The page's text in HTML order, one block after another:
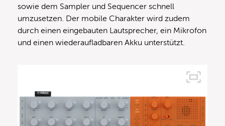
sowie dem Sampler und Sequencer schnell
umzusetzen. Der mobile Charakter wird zudem
durch einen eingebauten Lautsprecher, ein Mikrofon
und einen wiederaufladbaren Akku unterstützt.